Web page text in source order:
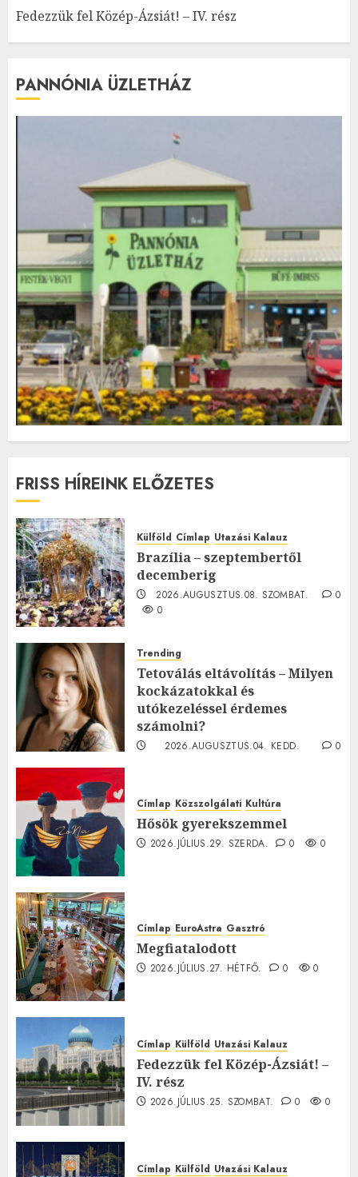
Fedezzük fel Közép-Ázsiát! – IV. rész
PANNÓNIA ÜZLETHÁZ
FRISS HÍREINK ELŐZETES
Külföld Címlap Utazási Kalauz
Brazília – szeptembertől
decemberig
2026.AUGUSZTUS.08. SZOMBAT.
0
0
Trending
Tetoválás eltávolítás – Milyen
kockázatokkal és
utókezeléssel érdemes
számolni?
2026.AUGUSZTUS.04. KEDD.
0
Címlap Közszolgálati Kultúra
Hősök gyerekszemmel
2026.JÚLIUS.29. SZERDA. 0 0
Címlap EuroAstra Gasztró
Megfiatalodott
2026.JÚLIUS.27. HÉTFŐ. 0 0
Címlap Külföld Utazási Kalauz
Fedezzük fel Közép-Ázsiát! –
IV. rész
2026.JÚLIUS.25. SZOMBAT. 0 0
Címlap Külföld Utazási Kalauz